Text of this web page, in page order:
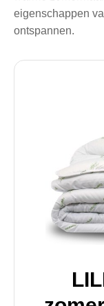
eigenschappen
ontspannen.